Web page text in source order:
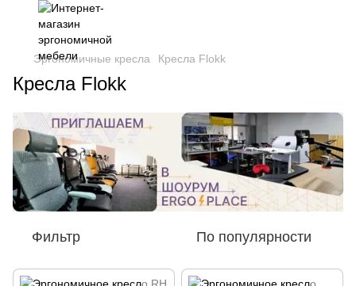
Эргономичные кресла Кресла Flokk
Кресла Flokk
Фильтр По популярности